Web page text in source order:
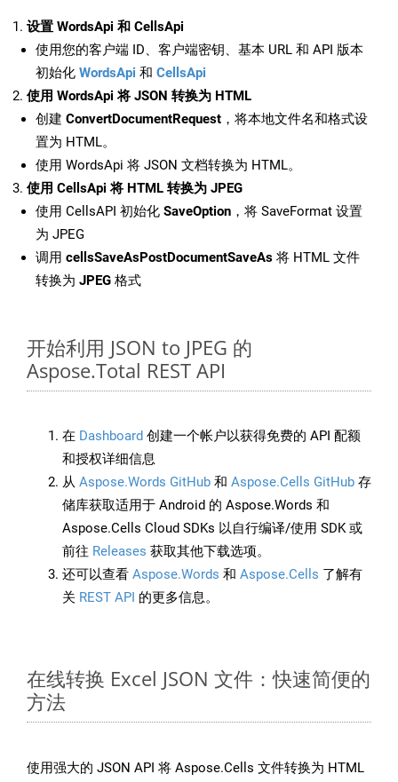
设置 WordsApi 和 CellsApi
使用您的客户端 ID、客户端密钥、基本 URL 和 API 版本
初始化 WordsApi 和 CellsApi
使用 WordsApi 将 JSON 转换为 HTML
创建 ConvertDocumentRequest ，将本地文件名和格式设
置为 HTML。
使用 WordsApi 将 JSON 文档转换为 HTML。
使用 CellsApi 将 HTML 转换为 JPEG
使用 CellsAPI 初始化 SaveOption ，将 SaveFormat 设置
为 JPEG
调用 cellsSaveAsPostDocumentSaveAs 将 HTML 文件
转换为 JPEG 格式
开始利用 JSON to JPEG 的
Aspose.Total REST API
在 Dashboard 创建一个帐户以获得免费的 API 配额
和授权详细信息
从 Aspose.Words GitHub 和 Aspose.Cells GitHub 存
储库获取适用于 Android 的 Aspose.Words 和
Aspose.Cells Cloud SDKs 以自行编译/使用 SDK 或
前往 Releases 获取其他下载选项。
还可以查看 Aspose.Words 和 Aspose.Cells 了解有
关 REST API 的更多信息。
在线转换 Excel JSON 文件：快速简便的
方法
使用强大的 JSON API 将 Aspose.Cells 文件转换为 HTML